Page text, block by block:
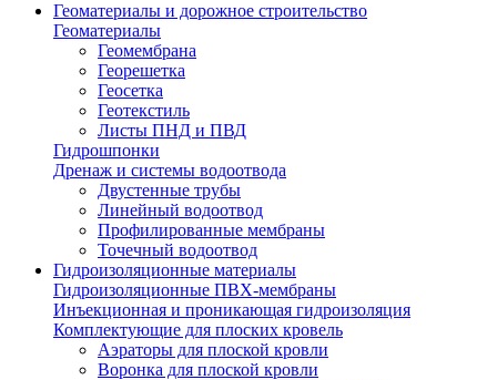
Геоматериалы и дорожное строительство
Геоматериалы
Геомембрана
Георешетка
Геосетка
Геотекстиль
Листы ПНД и ПВД
Гидрошпонки
Дренаж и системы водоотвода
Двустенные трубы
Линейный водоотвод
Профилированные мембраны
Точечный водоотвод
Гидроизоляционные материалы
Гидроизоляционные ПВХ-мембраны
Инъекционная и проникающая гидроизоляция
Комплектующие для плоских кровель
Аэраторы для плоской кровли
Воронка для плоской кровли